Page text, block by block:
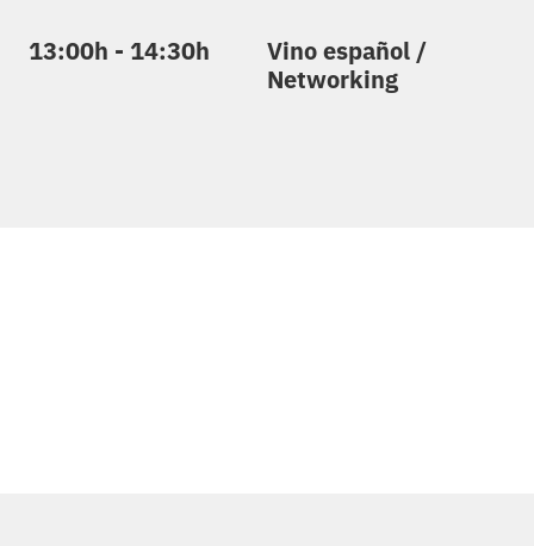
13:00h - 14:30h
Vino español /
Networking